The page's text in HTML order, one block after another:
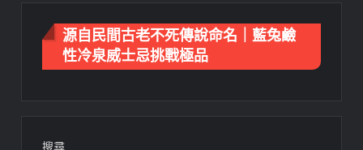
源自民間古老不死傳說命名｜藍兔鹼
性冷泉威士忌挑戰極品
搜尋